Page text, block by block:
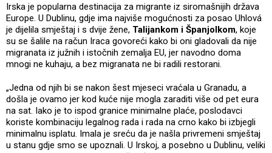
Irska je popularna destinacija za migrante iz siromašnijih država
Europe. U Dublinu, gdje ima najviše mogućnosti za posao Uhlová
je dijelila smještaj i s dvije žene, Talijankom i Španjolkom, koje
su se šalile na račun Iraca govoreći kako bi oni gladovali da nije
migranata iz južnih i istočnih zemalja EU, jer navodno doma
mnogi ne kuhaju, a bez migranata ne bi radili restorani.
„Jedna od njih bi se nakon šest mjeseci vraćala u Granadu, a
došla je ovamo jer kod kuće nije mogla zaraditi više od pet eura
na sat. Iako je to ispod granice minimalne plaće, poslodavci
koriste kombinaciju legalnog rada i rada na crno kako bi izbjegli
minimalnu isplatu. Imala je sreću da je našla privremeni smještaj
u stanu gdje smo se upoznali. U Irskoj, a posebno u Dublinu, veliki